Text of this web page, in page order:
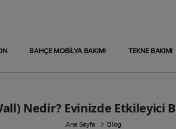
BAHÇE MOBİLYA BAKIMI TEKNE BAKIMI
Nedir? Evinizde Etkileyici
Ana Sayfa Blog